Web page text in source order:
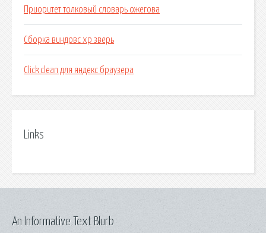
Приоритет толковый словарь ожегова
Сборка виндовс хр зверь
Click clean для яндекс браузера
Links
An Informative Text Blurb